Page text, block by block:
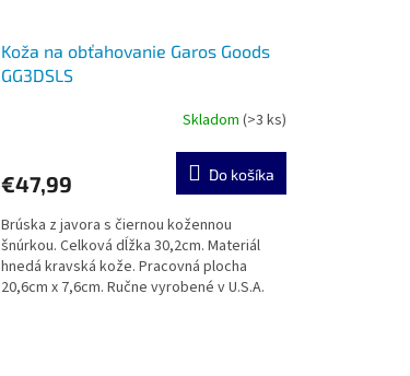
Koža na obťahovanie Garos Goods
GG3DSLS
Skladom (>3 ks)
€47,99 Do košíka
Brúska z javora s čiernou kožennou
šnúrkou. Celková dĺžka 30,2cm. Materiál
hnedá kravská kože. Pracovná plocha
20,6cm x 7,6cm. Ručne vyrobené v U.S.A.